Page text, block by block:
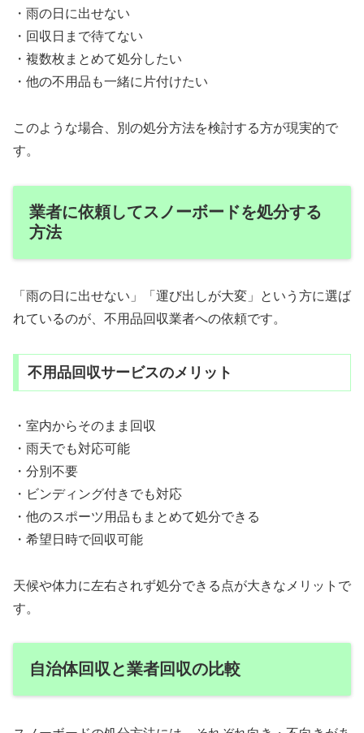
・雨の日に出せない
・回収日まで待てない
・複数枚まとめて処分したい
・他の不用品も一緒に片付けたい
このような場合、別の処分方法を検討する方が現実的で
す。
業者に依頼してスノーボードを処分する
方法
「雨の日に出せない」「運び出しが大変」という方に選ば
れているのが、不用品回収業者への依頼です。
不用品回収サービスのメリット
・室内からそのまま回収
・雨天でも対応可能
・分別不要
・ビンディング付きでも対応
・他のスポーツ用品もまとめて処分できる
・希望日時で回収可能
天候や体力に左右されず処分できる点が大きなメリットで
す。
自治体回収と業者回収の比較